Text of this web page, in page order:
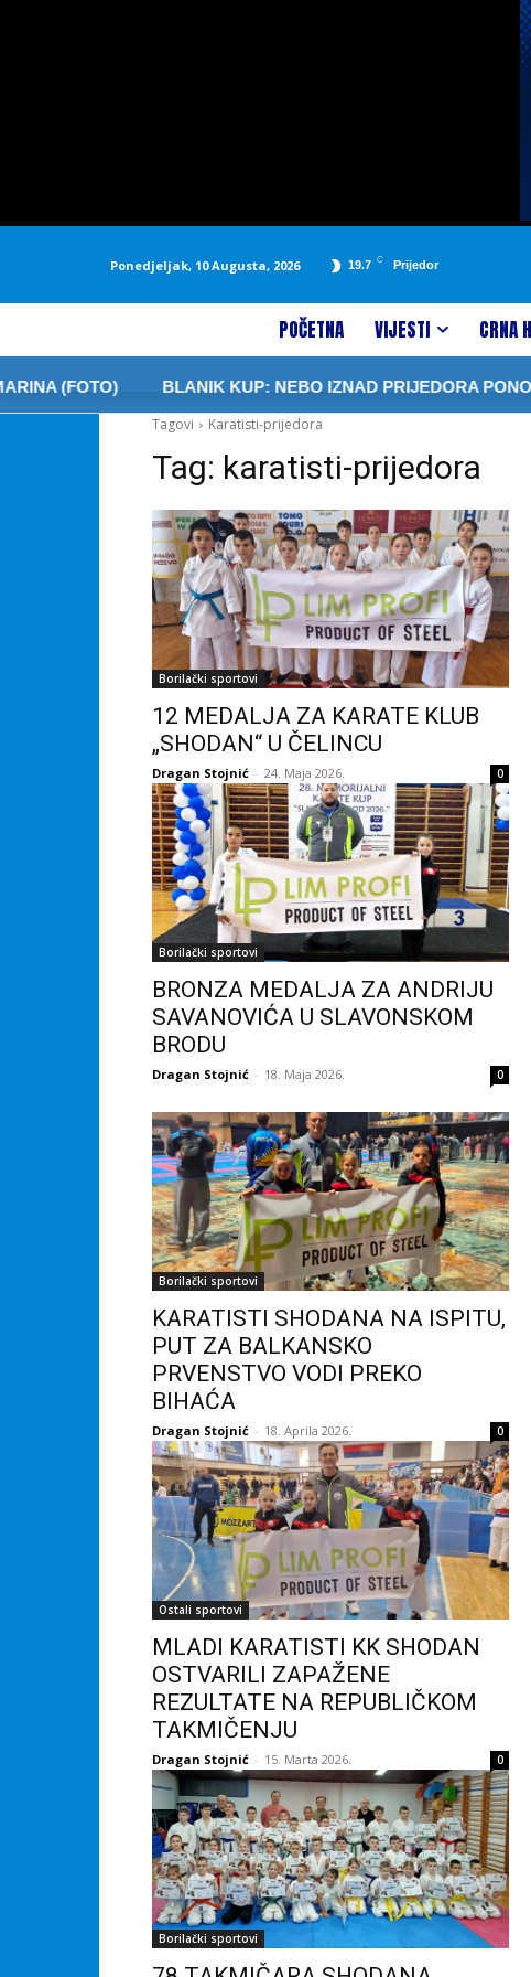
Ponedjeljak, 10 Augusta, 2026 19.7 C Prijedor
POČETNA VIJESTI CRNA
(FOTO) BLANIK KUP: NEBO IZNAD PRIJEDORA PONOVO
Tagovi
Karatisti-prijedora
Tag: karatisti-prijedora
Borilački sportovi
12 MEDALJA ZA KARATE KLUB
„SHODAN“ U ČELINCU
Dragan Stojnić - 24. Maja 2026. 0
Borilački sportovi
BRONZA MEDALJA ZA ANDRIJU
SAVANOVIĆA U SLAVONSKOM
BRODU
Dragan Stojnić - 18. Maja 2026. 0
Borilački sportovi
KARATISTI SHODANA NA ISPITU,
PUT ZA BALKANSKO
PRVENSTVO VODI PREKO
BIHAĆA
Dragan Stojnić - 18. Aprila 2026. 0
Ostali sportovi
MLADI KARATISTI KK SHODAN
OSTVARILI ZAPAŽENE
REZULTATE NA REPUBLIČKOM
TAKMIČENJU
Dragan Stojnić - 15. Marta 2026. 0
Borilački sportovi